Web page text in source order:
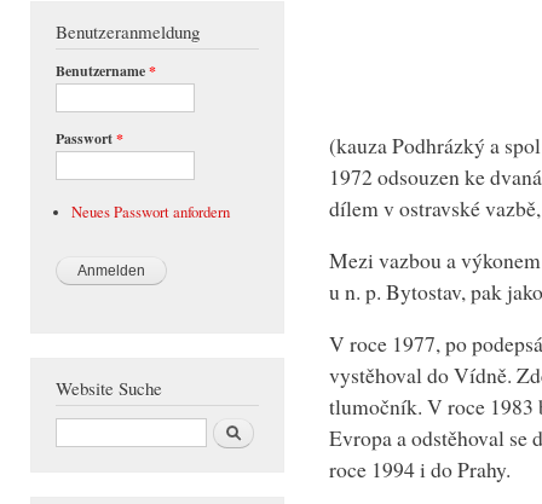
Benutzeranmeldung
Benutzername*
Passwort*
Neues Passwort anfordern
Website Suche
Suche
(kauza Podhrázký a
1972 odsouzen ke
dílem v ostravské
Mezi vazbou a
u n. p. Bytostav, pak
V roce 1977, po
vystěhoval do Vídně.
tlumočník. V roce 1983
Evropa a odstěhoval se
roce 1994 i do Prahy.